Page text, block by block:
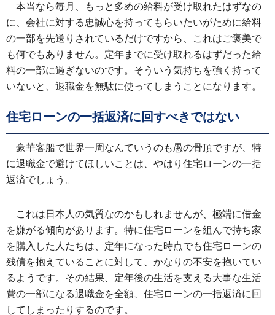
本当なら毎月、もっと多めの給料が受け取れたはずなの
に、会社に対する忠誠心を持ってもらいたいがために給料
の一部を先送りされているだけですから、これはご褒美で
も何でもありません。定年までに受け取れるはずだった給
料の一部に過ぎないのです。そういう気持ちを強く持って
いないと、退職金を無駄に使ってしまうことになります。
住宅ローンの一括返済に回すべきではない
豪華客船で世界一周なんていうのも愚の骨頂ですが、特
に退職金で避けてほしいことは、やはり住宅ローンの一括
返済でしょう。
これは日本人の気質なのかもしれませんが、極端に借金
を嫌がる傾向があります。特に住宅ローンを組んで持ち家
を購入した人たちは、定年になった時点でも住宅ローンの
残債を抱えていることに対して、かなりの不安を抱いてい
るようです。その結果、定年後の生活を支える大事な生活
費の一部になる退職金を全額、住宅ローンの一括返済に回
してしまったりするのです。